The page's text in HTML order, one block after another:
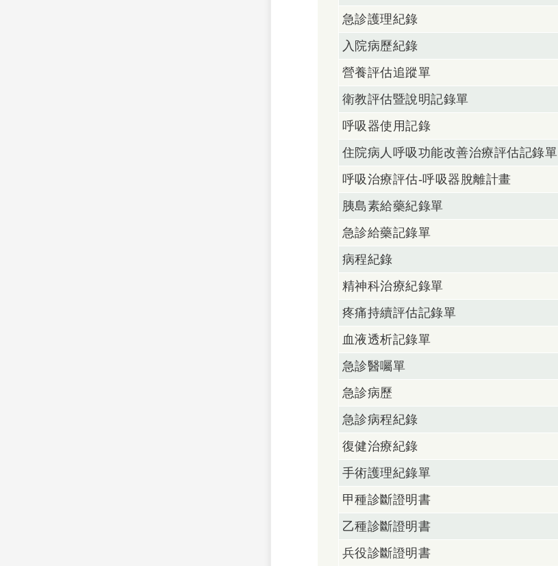
急診護理紀錄
入院病歷紀錄
營養評估追蹤單
衛教評估暨說明記錄單
呼吸器使用記錄
住院病人呼吸功能改善治療評估記錄單
呼吸治療評估-呼吸器脫離計畫
胰島素給藥紀錄單
急診給藥記錄單
病程紀錄
精神科治療紀錄單
疼痛持續評估記錄單
血液透析記錄單
急診醫囑單
急診病歷
急診病程紀錄
復健治療紀錄
手術護理紀錄單
甲種診斷證明書
乙種診斷證明書
兵役診斷證明書